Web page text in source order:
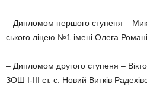
– Дипломом першого ступеня –
ського ліцею №1 імені Олега
– Дипломом другого ступеня –
ЗОШ І-ІІІ ст. с. Новий Витків